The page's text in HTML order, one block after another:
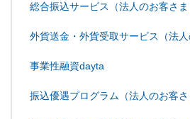
総合振込サービス（法人のお客さま
外貨送金・外貨受取サービス（法人
事業性融資dayta
振込優遇プログラム（法人のお客さ